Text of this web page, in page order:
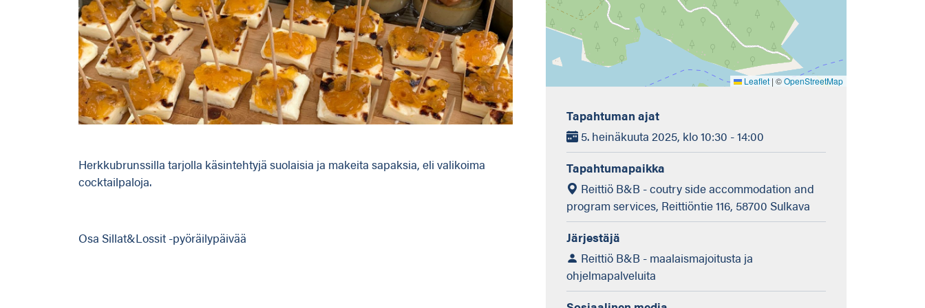
Herkkubrunssilla tarjolla käsintehtyjä suolaisia ja makeita sapaksia, eli valikoima
cocktailpaloja.
Osa Sillat&Lossit -pyöräilypäivää
Leaflet | ©OpenStreetMap
Tapahtuman ajat
5. heinäkuuta 2025, klo 10:30 - 14:00
Tapahtumapaikka
Reittiö B&B - coutry side accommodation and
program services, Reittiöntie 116, 58700 Sulkava
Järjestäjä
Reittiö B&B - maalaismajoitusta ja
ohjelmapalveluita